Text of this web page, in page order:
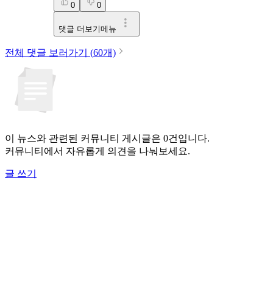
0 0
댓글 더보기메뉴
전체 댓글 보러가기 (60개)
이 뉴스와 관련된 커뮤니티 게시글은 0건입니다.
커뮤니티에서 자유롭게 의견을 나눠보세요.
글 쓰기